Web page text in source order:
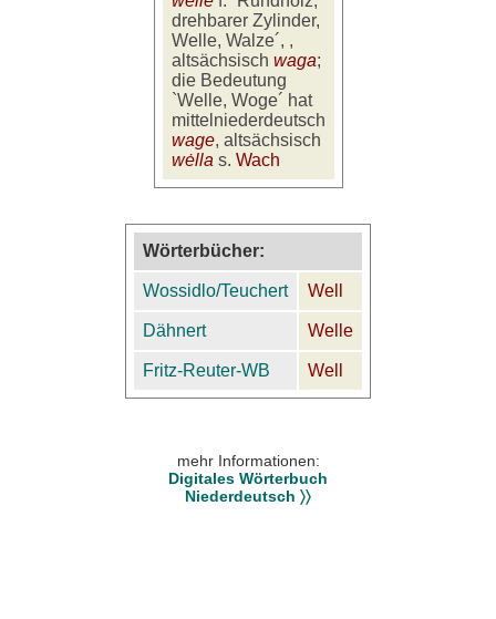
drehbarer Zylinder,
Welle, Walze´, ,
altsächsisch waga;
die Bedeutung
`Welle, Woge´ hat
mittelniederdeutsch
wage, altsächsisch
wėlla s. Wach
Wörterbücher:
Wossidlo/Teuchert Well
Dähnert Welle
Fritz-Reuter-WB Well
mehr Informationen:
Digitales Wörterbuch
Niederdeutsch 〉〉